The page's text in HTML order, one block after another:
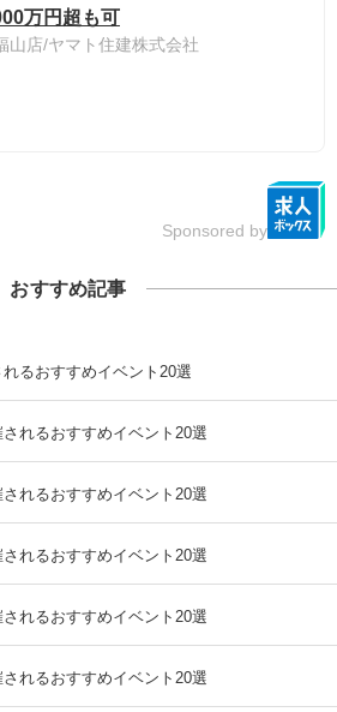
万円超も可
山店/ヤマト住建株式会社
Sponsored by
おすすめ記事
るおすすめイベント20選
れるおすすめイベント20選
れるおすすめイベント20選
れるおすすめイベント20選
れるおすすめイベント20選
れるおすすめイベント20選